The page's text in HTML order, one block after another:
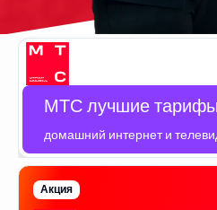
МТС лучшие тарифы
домашний интернет и
Акция